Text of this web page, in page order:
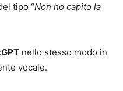
tipo “Non ho capito la
nello stesso modo in
vocale.